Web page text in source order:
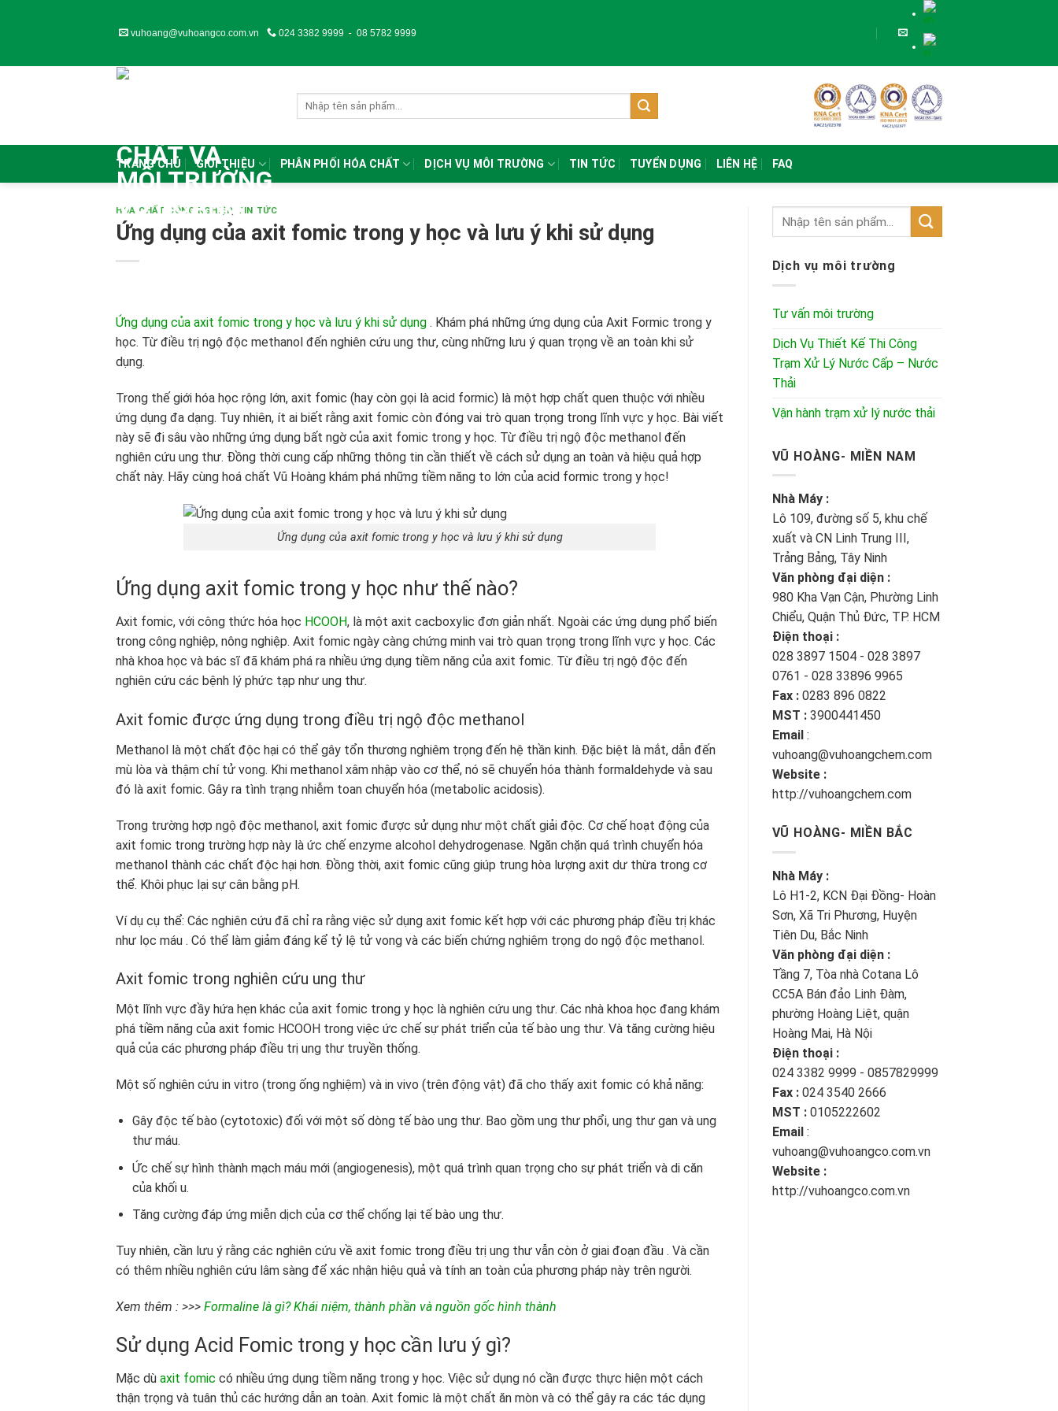
vuhoang@vuhoangco.com.vn 024 3382 9999 - 08 5782 9999
TRANG CHỦ GIỚI THIỆU PHÂN PHỐI HÓA CHẤT DỊCH VỤ MÔI TRƯỜNG TIN TỨC TUYỂN DỤNG LIÊN HỆ FAQ
HÓA CHẤT CÔNG NGHIỆP, TIN TỨC
Ứng dụng của axit fomic trong y học và lưu ý khi sử dụng
Ứng dụng của axit fomic trong y học và lưu ý khi sử dụng . Khám phá những ứng dụng của Axit Formic trong y
học. Từ điều trị ngộ độc methanol đến nghiên cứu ung thư, cùng những lưu ý quan trọng về an toàn khi sử
dụng.
Trong thế giới hóa học rộng lớn, axit fomic (hay còn gọi là acid formic) là một hợp chất quen thuộc với nhiều
ứng dụng đa dạng. Tuy nhiên, ít ai biết rằng axit fomic còn đóng vai trò quan trọng trong lĩnh vực y học. Bài viết
này sẽ đi sâu vào những ứng dụng bất ngờ của axit fomic trong y học. Từ điều trị ngộ độc methanol đến
nghiên cứu ung thư. Đồng thời cung cấp những thông tin cần thiết về cách sử dụng an toàn và hiệu quả hợp
chất này. Hãy cùng hoá chất Vũ Hoàng khám phá những tiềm năng to lớn của acid formic trong y học!
Ứng dụng của axit fomic trong y học và lưu ý khi sử dụng
Ứng dụng axit fomic trong y học như thế nào?
Axit fomic, với công thức hóa học HCOOH, là một axit cacboxylic đơn giản nhất. Ngoài các ứng dụng phổ biến
trong công nghiệp, nông nghiệp. Axit fomic ngày càng chứng minh vai trò quan trọng trong lĩnh vực y học. Các
nhà khoa học và bác sĩ đã khám phá ra nhiều ứng dụng tiềm năng của axit fomic. Từ điều trị ngộ độc đến
nghiên cứu các bệnh lý phức tạp như ung thư.
Axit fomic được ứng dụng trong điều trị ngộ độc methanol
Methanol là một chất độc hại có thể gây tổn thương nghiêm trọng đến hệ thần kinh. Đặc biệt là mắt, dẫn đến
mù lòa và thậm chí tử vong. Khi methanol xâm nhập vào cơ thể, nó sẽ chuyển hóa thành formaldehyde và sau
đó là axit fomic. Gây ra tình trạng nhiễm toan chuyển hóa (metabolic acidosis).
Trong trường hợp ngộ độc methanol, axit fomic được sử dụng như một chất giải độc. Cơ chế hoạt động của
axit fomic trong trường hợp này là ức chế enzyme alcohol dehydrogenase. Ngăn chặn quá trình chuyển hóa
methanol thành các chất độc hại hơn. Đồng thời, axit fomic cũng giúp trung hòa lượng axit dư thừa trong cơ
thể. Khôi phục lại sự cân bằng pH.
Ví dụ cụ thể: Các nghiên cứu đã chỉ ra rằng việc sử dụng axit fomic kết hợp với các phương pháp điều trị khác
như lọc máu . Có thể làm giảm đáng kể tỷ lệ tử vong và các biến chứng nghiêm trọng do ngộ độc methanol.
Axit fomic trong nghiên cứu ung thư
Một lĩnh vực đầy hứa hẹn khác của axit fomic trong y học là nghiên cứu ung thư. Các nhà khoa học đang khám
phá tiềm năng của axit fomic HCOOH trong việc ức chế sự phát triển của tế bào ung thư. Và tăng cường hiệu
quả của các phương pháp điều trị ung thư truyền thống.
Một số nghiên cứu in vitro (trong ống nghiệm) và in vivo (trên động vật) đã cho thấy axit fomic có khả năng:
Gây độc tế bào (cytotoxic) đối với một số dòng tế bào ung thư. Bao gồm ung thư phổi, ung thư gan và ung
thư máu.
Ức chế sự hình thành mạch máu mới (angiogenesis), một quá trình quan trọng cho sự phát triển và di căn
của khối u.
Tăng cường đáp ứng miễn dịch của cơ thể chống lại tế bào ung thư.
Tuy nhiên, cần lưu ý rằng các nghiên cứu về axit fomic trong điều trị ung thư vẫn còn ở giai đoạn đầu . Và cần
có thêm nhiều nghiên cứu lâm sàng để xác nhận hiệu quả và tính an toàn của phương pháp này trên người.
Xem thêm : >>> Formaline là gì? Khái niệm, thành phần và nguồn gốc hình thành
Sử dụng Acid Fomic trong y học cần lưu ý gì?
Mặc dù axit fomic có nhiều ứng dụng tiềm năng trong y học. Việc sử dụng nó cần được thực hiện một cách
thận trọng và tuân thủ các hướng dẫn an toàn. Axit fomic là một chất ăn mòn và có thể gây ra các tác dụng
Dịch vụ môi trường
Tư vấn môi trường
Dịch Vụ Thiết Kế Thi Công
Trạm Xử Lý Nước Cấp – Nước
Thải
Vận hành trạm xử lý nước thải
VŨ HOÀNG- MIỀN NAM
Nhà Máy :
Lô 109, đường số 5, khu chế
xuất và CN Linh Trung III,
Trảng Bảng, Tây Ninh
Văn phòng đại diện :
980 Kha Vạn Cận, Phường Linh
Chiểu, Quận Thủ Đức, TP. HCM
Điện thoại :
028 3897 1504 - 028 3897
0761 - 028 33896 9965
Fax : 0283 896 0822
MST : 3900441450
Email :
vuhoang@vuhoangchem.com
Website :
http://vuhoangchem.com
VŨ HOÀNG- MIỀN BẮC
Nhà Máy :
Lô H1-2, KCN Đại Đồng- Hoàn
Sơn, Xã Tri Phương, Huyện
Tiên Du, Bắc Ninh
Văn phòng đại diện :
Tầng 7, Tòa nhà Cotana Lô
CC5A Bán đảo Linh Đàm,
phường Hoàng Liệt, quận
Hoàng Mai, Hà Nội
Điện thoại :
024 3382 9999 - 0857829999
Fax : 024 3540 2666
MST : 0105222602
Email :
vuhoang@vuhoangco.com.vn
Website :
http://vuhoangco.com.vn